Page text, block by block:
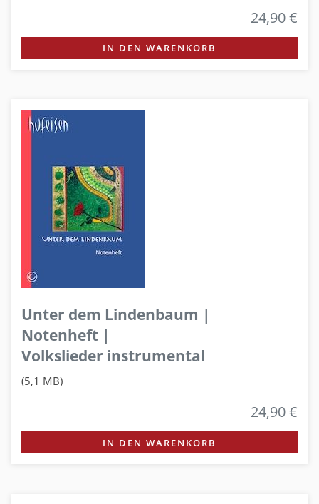
24,90 €
IN DEN WARENKORB
Unter dem Lindenbaum |
Notenheft |
Volkslieder instrumental
(5,1 MB)
24,90 €
IN DEN WARENKORB